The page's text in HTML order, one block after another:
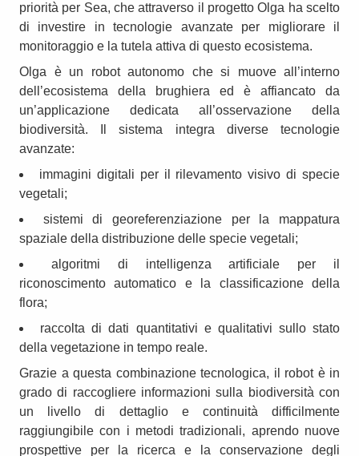
priorità per Sea, che attraverso il progetto Olga ha scelto
di investire in tecnologie avanzate per migliorare il
monitoraggio e la tutela attiva di questo ecosistema.
Olga è un robot autonomo che si muove all’interno
dell’ecosistema della brughiera ed è affiancato da
un’applicazione dedicata all’osservazione della
biodiversità. Il sistema integra diverse tecnologie
avanzate:
immagini digitali per il rilevamento visivo di specie
vegetali;
sistemi di georeferenziazione per la mappatura
spaziale della distribuzione delle specie vegetali;
algoritmi di intelligenza artificiale per il
riconoscimento automatico e la classificazione della
flora;
raccolta di dati quantitativi e qualitativi sullo stato
della vegetazione in tempo reale.
Grazie a questa combinazione tecnologica, il robot è in
grado di raccogliere informazioni sulla biodiversità con
un livello di dettaglio e continuità difficilmente
raggiungibile con i metodi tradizionali, aprendo nuove
prospettive per la ricerca e la conservazione degli